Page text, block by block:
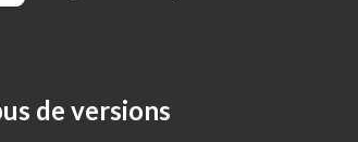
de versions